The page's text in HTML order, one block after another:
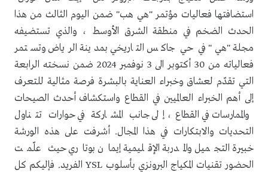
استضافتها فعاليات مؤتمر "هي هب" ضمن اليوم الثالث من هذا
الحدث الضخم في منطقة الشرق الأوسط ، والذي تستضيفه
مجلة "هي" في حي جاكس التاريخي بمدينة الرياض وتستمر
فعالياته من 30 أكتوبر الى 3 نوفمبر 2024 ضمن نسخته الرابعة
التي تقدّم لعشاق وخبراء العناية بالبشرة فرصة مثالية للتعرف
إلى أهم الخبراء العالميين في القطاع واستكشاف أحدث الصيحات
والممارسات في القطاع، إلى جانب المشاركة في حوارات تتناول
التحديات والابتكارات في هذا المجال. أشرفت على هذه الورشة
خبيرة التجميل والمدربة الإقليمية إيمان بوتاري حيث علّمت
الحضور تقنيات المكياج البرونزي بأسلوب YSL الفريد. فإليكم كل